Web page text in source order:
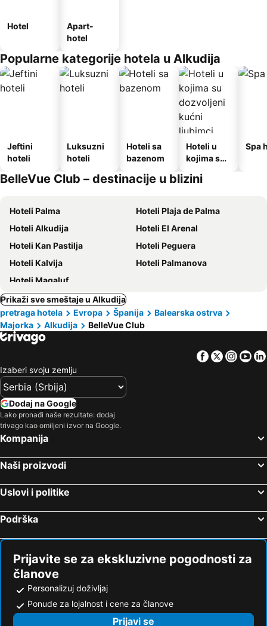
Hotel
Apart-
hotel
Popularne kategorije hotela u Alkudija
Jeftini
hoteli
Luksuzni
hoteli
Hoteli sa
bazenom
Hoteli u
kojima su
kućni
Spa
BelleVue Club – destinacije u blizini
Hoteli Palma
Hoteli Plaja de Palma
Hoteli Alkudija
Hoteli El Arenal
Hoteli Kan Pastilja
Hoteli Peguera
Hoteli Kalvija
Hoteli Palmanova
Hoteli Magaluf
Prikaži sve smeštaje u Alkudija
pretraga hotela
Evropa Španija
Balearska ostrva
Majorka
Alkudija BelleVue Club
Facebook
Twitter
Izaberi svoju zemlju
Dodaj na Google
Lako pronađi naše rezultate: dodaj
trivago kao omiljeni izvor na Google.
Kompanija
Naši proizvodi
Uslovi i politike
Podrška
Prijavite se za ekskluzivne pogodnosti za
članove
Personalizuj doživljaj
Ponude za lojalnost i cene za članove
Prijavi se